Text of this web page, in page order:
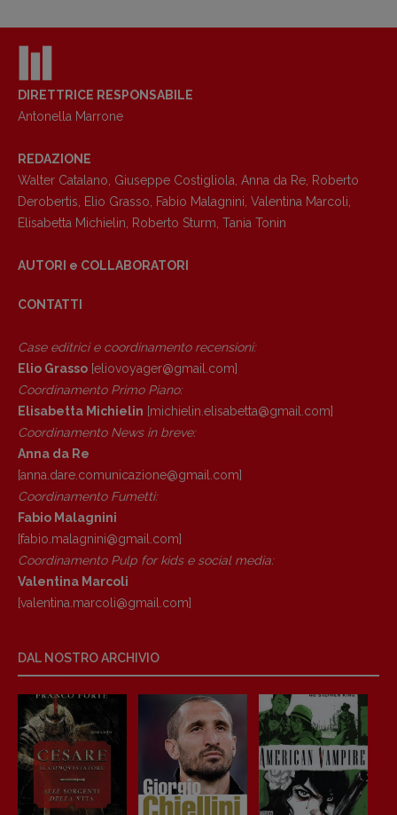
Copyright © 2018 – 2023 Pulp Magazine –
Tribunale Milano n° 5864/2023 – cod. fis.
97943720157 –Privacy
DIRETTRICE RESPONSABILE
Antonella Marrone
REDAZIONE
Walter Catalano Giuseppe Costigliola Anna da Re Roberto
Derobertis
Elio Grasso Fabio Malagnini Valentina Marcoli
Elisabetta Michielin
Roberto Sturm Tania Tonin
AUTORI e COLLABORATORI
CONTATTI
Case editrici e coordinamento recensioni:
Elio Grasso [eliovoyager@gmail.com]
Coordinamento Primo Piano:
Elisabetta Michielin [michielin.elisabetta@gmail.com]
Coordinamento News in breve:
Anna da Re
[anna.dare.comunicazione@gmail. com]
Coordinamento Fumetti:
Fabio Malagnini
[fabio.malagnini@gmail. com]
Coordinamento Pulp for kids e social media:
Valentina Marcoli
[valentina.marcoli@gmail. com]
DAL NOSTRO ARCHIVIO